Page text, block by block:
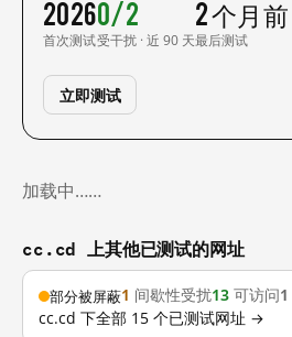
2026
首次测试
0/2
受干扰 · 近 90 天
2 个月前
最后测试
立即测试
加载中……
cc.cd 上其他已测试的网址
部分被屏蔽1 间歇性受扰13 可访问1
cc.cd 下全部 15 个已测试网址 →